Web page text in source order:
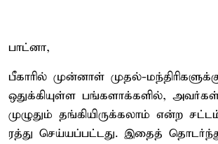
பாட்னா,
பீகாரில் முன்னாள் முதல்-
ஒதுக்கியுள்ள பங்களாக்களில்,
முழுதும் தங்கியிருக்கலாம் என்ற
ரத்து செய்யப்பட்டது. இதைத்